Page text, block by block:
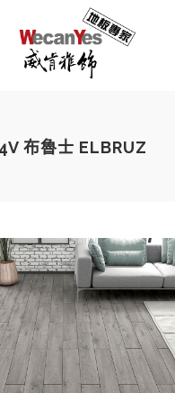
布魯士 ELBRUZ